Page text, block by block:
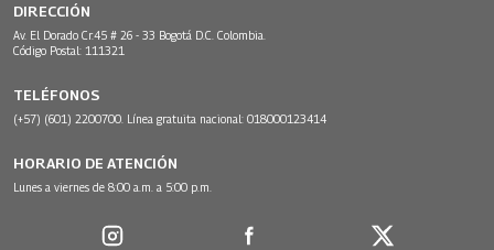
DIRECCIÓN
Av. El Dorado Cr.45 # 26 - 33 Bogotá D.C. Colombia.
Código Postal: 111321
TELÉFONOS
(+57) (601) 2200700. Línea gratuita nacional: 018000123414
HORARIO DE ATENCIÓN
Lunes a viernes de 8:00 a.m. a 5:00 p.m.